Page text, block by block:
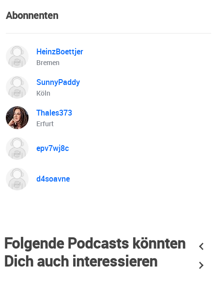
Abonnenten
HeinzBoettjer
Bremen
SunnyPaddy
Köln
Thales373
Erfurt
epv7wj8c
d4soavne
Folgende Podcasts könnten
Dich auch interessieren